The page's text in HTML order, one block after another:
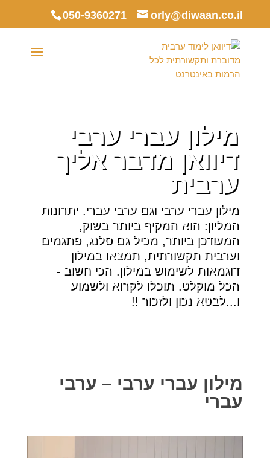
050-9360271 orly@diwaan.co.il
מילון עברי ערבי
דיוואן מדבר אליך
ערבית
מילון עברי ערבי וגם ערבי עברי. יתרונות
המליון: הוא המקיף ביותר בשוק,
המעודכן ביותר, מכיל גם סלנג, פתגמים
וערבית תקשורתית, תמצאו במילון
דוגמאות לשימוש במילון. הכי חשוב -
הכל מוקלט. תוכלו לקרוא ולשמוע
ו...לבטא נכון ולזכור !!
מילון עברי ערבי – ערבי
עברי